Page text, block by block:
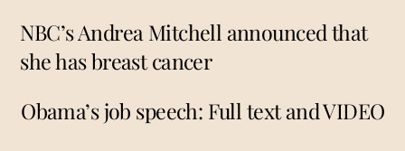
NBC’s Andrea Mitchell announced that
she has breast cancer
Obama’s job speech: Full text and VIDEO